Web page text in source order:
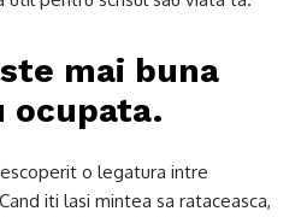
mai buna
ocupata.
o legatura intre
iti lasi mintea sa rataceasca,